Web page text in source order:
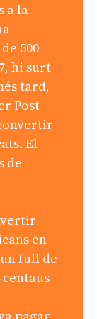
a la
500
hi surt
tard,
Post
El
de
en
full de
centaus